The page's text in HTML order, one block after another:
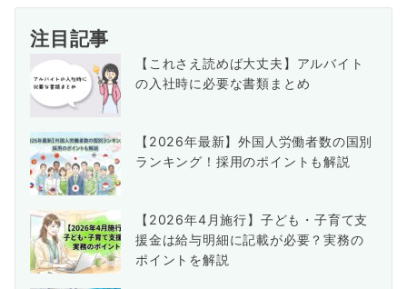
注目記事
【これさえ読めば大丈夫】アルバイト
の入社時に必要な書類まとめ
【2026年最新】外国人労働者数の国別
ランキング！採用のポイントも解説
【2026年4月施行】子ども・子育て支
援金は給与明細に記載が必要？実務の
ポイントを解説